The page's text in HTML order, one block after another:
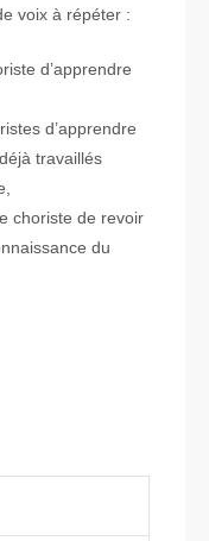
voix à répéter :
d’apprendre
d’apprendre
travaillés
choriste de revoir
du